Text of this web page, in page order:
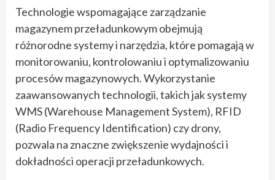
Technologie wspomagające zarządzanie
magazynem przeładunkowym obejmują
różnorodne systemy i narzędzia, które pomagają w
monitorowaniu, kontrolowaniu i optymalizowaniu
procesów magazynowych. Wykorzystanie
zaawansowanych technologii, takich jak systemy
WMS (Warehouse Management System), RFID
(Radio Frequency Identification) czy drony,
pozwala na znaczne zwiększenie wydajności i
dokładności operacji przeładunkowych.